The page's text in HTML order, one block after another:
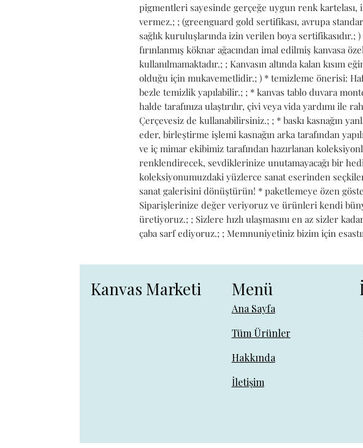
pigmentleri sayesinde gerçeğe uygun renk kartelası,
vermez.; ; (greenguard gold sertifikası, avrupa
sağlık kuruluşlarında izin verilen boya sertifikasıdır.; )
fırınlanmış köknar ağacından imal edilmiş kanvasa
kullanılmamaktadır.; ; Kanvasın altında kalan kısım
olduğu için mukavemetlidir.; ) * temizleme önerisi:
bezle temizlik yapılabilir.; ; * kanvas tablo duvara
halde tarafınıza ulaştırılır, çivi veya vida yardımı ile
Çerçevesiz de kullanabilirsiniz.; ; * baskı kasnağın
eder, birleştirme işlemi kasnağın arka tarafından
ve iç mimar ekibimiz tarafından hazırlanan
renklendirecek, sevdiklerinize unutamayacağı bir
koleksiyonumuzdaki yüzlerce sanat eserinden
sanat galerisini dönüştürün! * paketlemeye özen
Siparişlerinize değer veriyoruz ve ürünleri kendi
üretiyoruz.; ; Sizlere hızlı ulaşmasını en az sizler
çaba sarf ediyoruz.; ; Memnuniyetiniz bizim için
Kanvas Marketi Menü
Ana Sayfa
Tüm Ürünler
Hakkında
İletişim